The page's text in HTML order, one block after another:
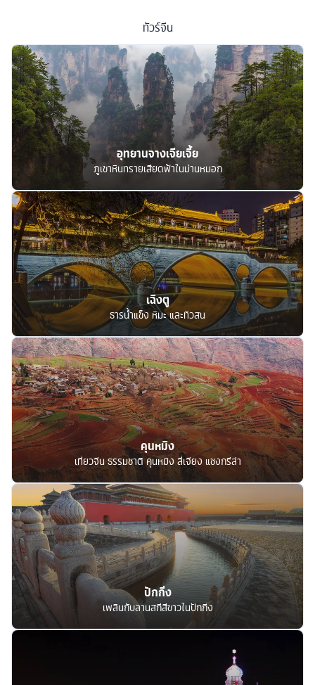
ทัวร์จีน
อุทยานจางเจียเจี้ย
ภูเขาหินทรายเสียดฟ้าในม่านหมอก
เฉิงตู
ธารน้ำแข็ง หิมะ และทิวสน
คุนหมิง
เที่ยวจีน ธรรมชาติ คุนหมิง ลี่เจียง แชงกรีล่า
ปักกิ่ง
เพลินกับลานสกีสีขาวในปักกิ่ง